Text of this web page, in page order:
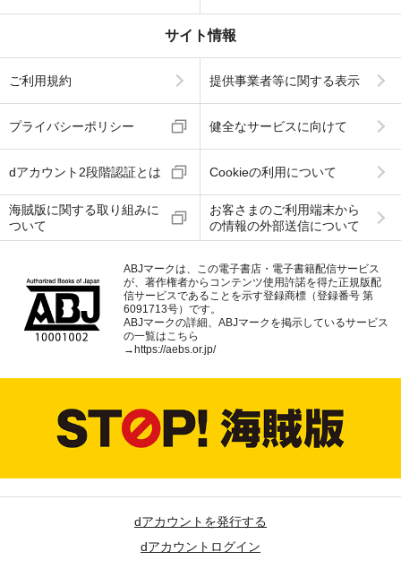
サイト情報
ご利用規約 提供事業者等に関する表示
プライバシーポリシー 健全なサービスに向けて
dアカウント2段階認証とは Cookieの利用について
海賊版に関する取り組みに
ついて
お客さまのご利用端末から
の情報の外部送信について
ABJマークは、この電子書店・電子書籍配信サービス
が、著作権者からコンテンツ使用許諾を得た正規版配
信サービスであることを示す登録商標（登録番号 第
6091713号）です。
ABJマークの詳細、ABJマークを掲示しているサービス
の一覧はこちら
→ https://aebs.or.jp/
dアカウントを発行する
dアカウントログイン